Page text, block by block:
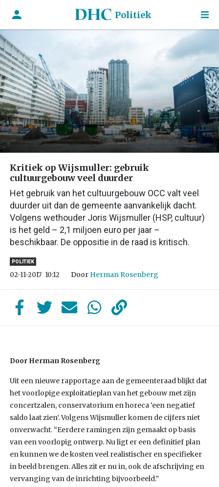
Politiek
Kritiek op Wijsmuller: gebruik
cultuurgebouw veel duurder
Het gebruik van het cultuurgebouw OCC valt veel
duurder uit dan de gemeente aanvankelijk dacht.
Volgens wethouder Joris Wijsmuller (HSP, cultuur)
is het geld – 2,1 miljoen euro per jaar –
beschikbaar. De oppositie in de raad is kritisch.
POLITIEK
02-11-2017 10:12 Door Herman Rosenberg
Door Herman Rosenberg
Uit een nieuwe rapportage aan de gemeenteraad blijkt dat
het voorlopige exploitatieplan van het gebouw met zijn
concertzalen, conservatorium en horeca ‘een negatief
saldo laat zien’. Volgens Wijsmuller komen de cijfers niet
onverwacht. “Eerdere ramingen zijn gemaakt op basis
van een voorlopig ontwerp. Nu ligt er een definitief plan
en kunnen we de kosten veel realistischer en specifieker
in beeld brengen. Alles zit er nu in, ook de afschrijving en
vervanging van de inrichting bijvoorbeeld.”